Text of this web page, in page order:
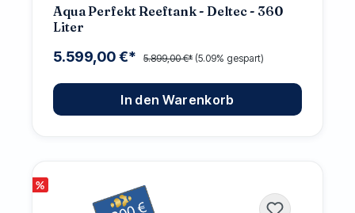
Aqua Perfekt Reeftank - Deltec - 360
Liter
5.599,00 €* 5.899,00 €* (5.09% gespart)
In den Warenkorb
%